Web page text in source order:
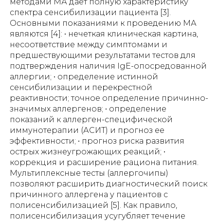
спектра сенсибилизации пациента [3].
Основными показаниями к проведению МА
являются [4]: • нечеткая клиническая картина,
несоответствие между симптомами и
предшествующими результатами тестов для
подтверждения наличия IgE-опосредованной
аллергии; • определение истинной
сенсибилизации и перекрестной
реактивности; точное определение причинно-
значимых аллергенов; • определение
показаний к аллерген-специфической
иммунотерапии (АСИТ) и прогноз ее
эффективности; • прогноз риска развития
острых жизнеугрожающих реакций; •
коррекция и расширение рациона питания.
Мультиплексные тесты (аллергочипы)
позволяют расширить диагностический поиск
причинного аллергена у пациентов с
полисенсибилизацией [5]. Как правило,
полисенсибилизация усугубляет течение